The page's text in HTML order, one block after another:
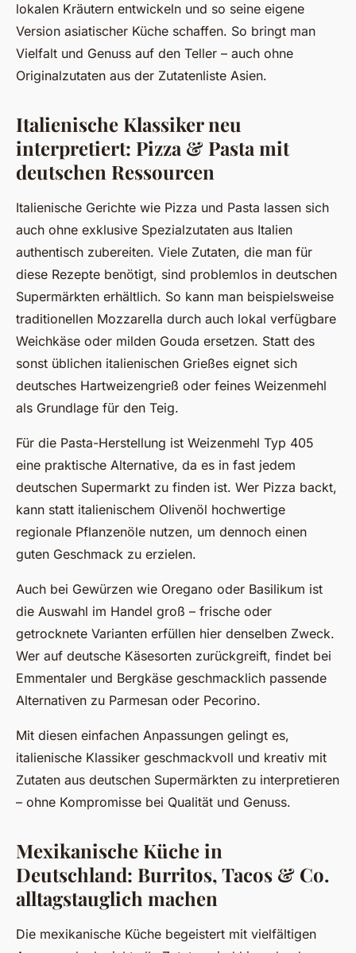
lokalen Kräutern entwickeln und so seine eigene
Version asiatischer Küche schaffen. So bringt man
Vielfalt und Genuss auf den Teller – auch ohne
Originalzutaten aus der Zutatenliste Asien.
Italienische Klassiker neu
interpretiert: Pizza & Pasta mit
deutschen Ressourcen
Italienische Gerichte wie Pizza und Pasta lassen sich
auch ohne exklusive Spezialzutaten aus Italien
authentisch zubereiten. Viele Zutaten, die man für
diese Rezepte benötigt, sind problemlos in deutschen
Supermärkten erhältlich. So kann man beispielsweise
traditionellen Mozzarella durch auch lokal verfügbare
Weichkäse oder milden Gouda ersetzen. Statt des
sonst üblichen italienischen Grießes eignet sich
deutsches Hartweizengrieß oder feines Weizenmehl
als Grundlage für den Teig.
Für die Pasta-Herstellung ist Weizenmehl Typ 405
eine praktische Alternative, da es in fast jedem
deutschen Supermarkt zu finden ist. Wer Pizza backt,
kann statt italienischem Olivenöl hochwertige
regionale Pflanzenöle nutzen, um dennoch einen
guten Geschmack zu erzielen.
Auch bei Gewürzen wie Oregano oder Basilikum ist
die Auswahl im Handel groß – frische oder
getrocknete Varianten erfüllen hier denselben Zweck.
Wer auf deutsche Käsesorten zurückgreift, findet bei
Emmentaler und Bergkäse geschmacklich passende
Alternativen zu Parmesan oder Pecorino.
Mit diesen einfachen Anpassungen gelingt es,
italienische Klassiker geschmackvoll und kreativ mit
Zutaten aus deutschen Supermärkten zu interpretieren
– ohne Kompromisse bei Qualität und Genuss.
Mexikanische Küche in
Deutschland: Burritos, Tacos & Co.
alltagstauglich machen
Die mexikanische Küche begeistert mit vielfältigen